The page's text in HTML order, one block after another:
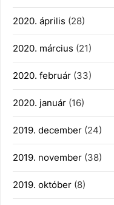
2020. április (28)
2020. március (21)
2020. február (33)
2020. január (16)
2019. december (24)
2019. november (38)
2019. október (8)